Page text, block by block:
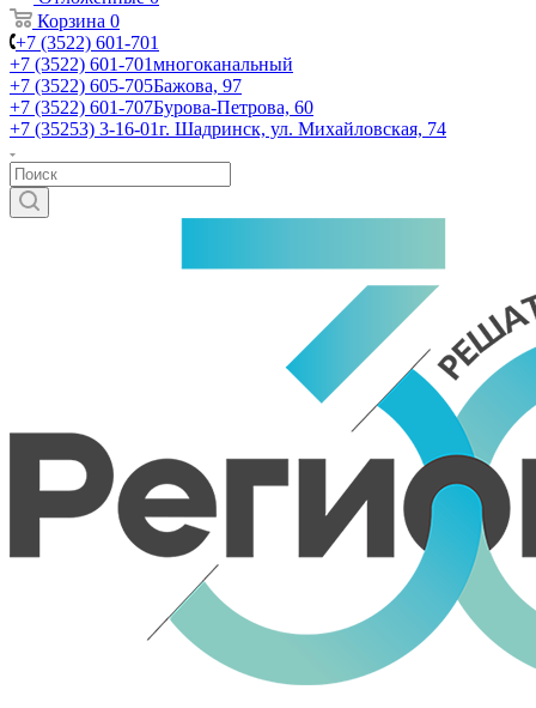
Корзина 0
+7 (3522) 601-701
+7 (3522) 601-701многоканальный
+7 (3522) 605-705Бажова, 97
+7 (3522) 601-707Бурова-Петрова, 60
+7 (35253) 3-16-01г. Шадринск, ул. Михайловская, 74